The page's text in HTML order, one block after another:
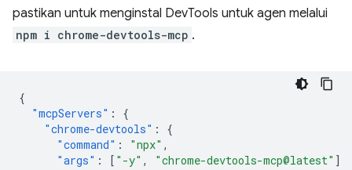
pastikan untuk menginstal DevTools untuk agen melalui
npm i chrome-devtools-mcp .
{
"mcpServers" :
{
"chrome-devtools" :
{
"command" : "npx" ,
"args" : [ "-y" , "chrome-devtools-mcp@latest" ]